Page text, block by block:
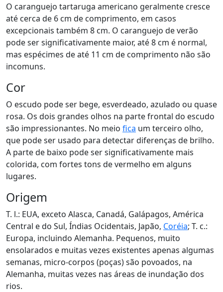
O caranguejo tartaruga americano geralmente cresce
até cerca de 6 cm de comprimento, em casos
excepcionais também 8 cm. O caranguejo de verão
pode ser significativamente maior, até 8 cm é normal,
mas espécimes de até 11 cm de comprimento não são
incomuns.
Cor
O escudo pode ser bege, esverdeado, azulado ou quase
rosa. Os dois grandes olhos na parte frontal do escudo
são impressionantes. No meio fica um terceiro olho,
que pode ser usado para detectar diferenças de brilho.
A parte de baixo pode ser significativamente mais
colorida, com fortes tons de vermelho em alguns
lugares.
Origem
T. l.: EUA, exceto Alasca, Canadá, Galápagos, América
Central e do Sul, Índias Ocidentais, Japão, Coréia; T. c.:
Europa, incluindo Alemanha. Pequenos, muito
ensolarados e muitas vezes existentes apenas algumas
semanas, micro-corpos (poças) são povoados, na
Alemanha, muitas vezes nas áreas de inundação dos
rios.